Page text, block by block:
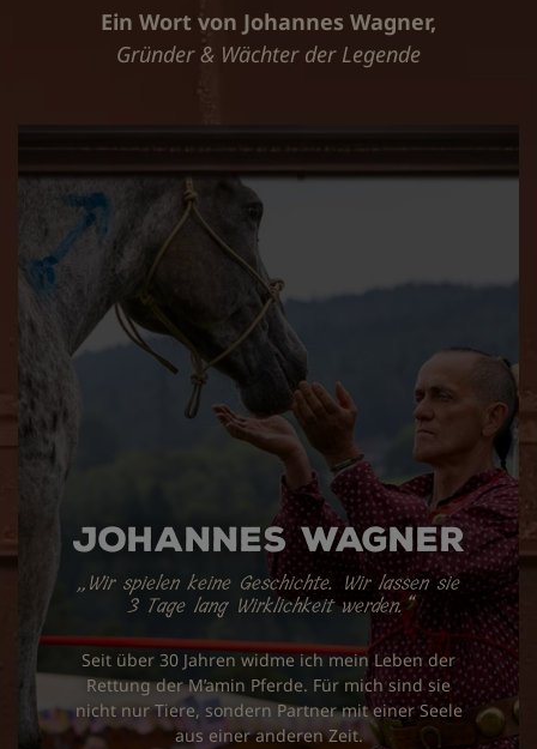
Ein Wort von Johannes Wagner,
Gründer & Wächter der Legende
Johannes Wagner
„Wir spielen keine Geschichte. Wir lassen sie
3 Tage lang Wirklichkeit werden.“
Seit über 30 Jahren widme ich mein Leben der
Rettung der M’amin Pferde. Für mich sind sie
nicht nur Tiere, sondern Partner mit einer Seele
aus einer anderen Zeit.